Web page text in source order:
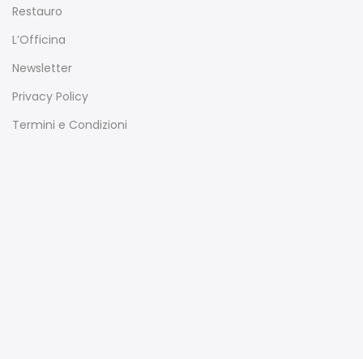
Restauro
L’Officina
Newsletter
Privacy Policy
Termini e Condizioni